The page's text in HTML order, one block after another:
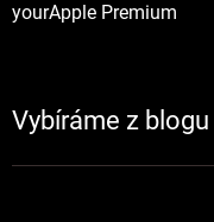
yourApple Premium
Vybíráme z blogu